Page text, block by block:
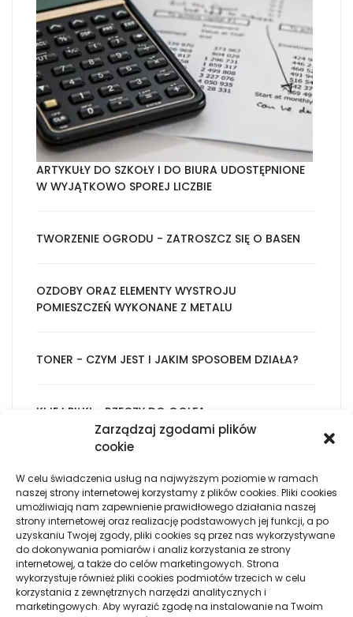
Zarządzaj zgodami plików
cookie
W celu świadczenia usług na najwyższym poziomie w ramach
naszej strony internetowej korzystamy z plików cookies. Pliki cookies
umożliwiają nam zapewnienie prawidłowego działania naszej
strony internetowej oraz realizację podstawowych jej funkcji, a po
uzyskaniu Twojej zgody, pliki cookies są przez nas wykorzystywane
do dokonywania pomiarów i analiz korzystania ze strony
internetowej, a także do celów marketingowych. Strona
wykorzystuje również pliki cookies podmiotów trzecich w celu
korzystania z zewnętrznych narzędzi analitycznych i
marketingowych. Aby wyrazić zgodę na instalowanie na Twoim
ARTYKUŁY DO SZKOŁY I DO BIURA UDOSTĘPNIONE
W WYJĄTKOWO SPOREJ LICZBIE
TWORZENIE OGRODU - ZATROSZCZ SIĘ O BASEN
OZDOBY ORAZ ELEMENTY WYSTROJU
POMIESZCZEŃ WYKONANE Z METALU
TONER - CZYM JEST I JAKIM SPOSOBEM DZIAŁA?
KIJE I PIŁKI - RZECZY DO GOLFA
WEEKENDOWE WYJAZDY - NIEDROGIE ORAZ
WYGODNE KWATERY W GÓRACH
PRACA Z OSOBAMI STARSZYMI - W JAKIM
MIEJSCU SZUKAĆ?